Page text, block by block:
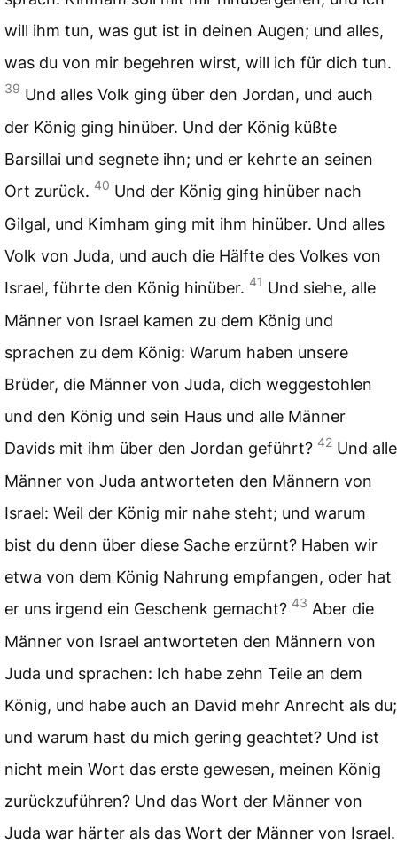
will ihm tun, was gut ist in deinen Augen; und alles,
was du von mir begehren wirst, will ich für dich tun.
39 Und alles Volk ging über den Jordan, und auch
der König ging hinüber. Und der König küßte
Barsillai und segnete ihn; und er kehrte an seinen
Ort zurück. 40 Und der König ging hinüber nach
Gilgal, und Kimham ging mit ihm hinüber. Und alles
Volk von Juda, und auch die Hälfte des Volkes von
Israel, führte den König hinüber. 41 Und siehe, alle
Männer von Israel kamen zu dem König und
sprachen zu dem König: Warum haben unsere
Brüder, die Männer von Juda, dich weggestohlen
und den König und sein Haus und alle Männer
Davids mit ihm über den Jordan geführt? 42 Und alle
Männer von Juda antworteten den Männern von
Israel: Weil der König mir nahe steht; und warum
bist du denn über diese Sache erzürnt? Haben wir
etwa von dem König Nahrung empfangen, oder hat
er uns irgend ein Geschenk gemacht? 43 Aber die
Männer von Israel antworteten den Männern von
Juda und sprachen: Ich habe zehn Teile an dem
König, und habe auch an David mehr Anrecht als du;
und warum hast du mich gering geachtet? Und ist
nicht mein Wort das erste gewesen, meinen König
zurückzuführen? Und das Wort der Männer von
Juda war härter als das Wort der Männer von Israel.